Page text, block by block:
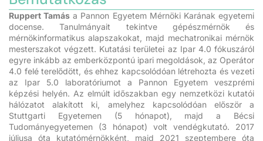
Ruppert Tamás a Pannon Egyetem Mérnöki Karának egyetemi
docense. Tanulmányait tekintve gépészmérnök és
mérnökinformatikus alapszakokat, majd mechatronikai mérnök
mesterszakot végzett. Kutatási területei az Ipar 4.0 fókuszáról
egyre inkább az emberközpontú ipari megoldások, az Operátor
4.0 felé terelődött, és ehhez kapcsolódóan létrehozta és vezeti
az Ipar 5.0 laboratóriumot a Pannon Egyetem veszprémi
képzési helyén. Az elmúlt időszakban egy nemzetközi kutatói
hálózatot alakított ki, amelyhez kapcsolódóan először a
Stuttgarti Egyetemen (5 hónapot), majd a Bécsi
Tudományegyetemen (3 hónapot) volt vendégkutató. 2017
júliusa óta kutatómérnökként, majd 2021 szeptembere óta